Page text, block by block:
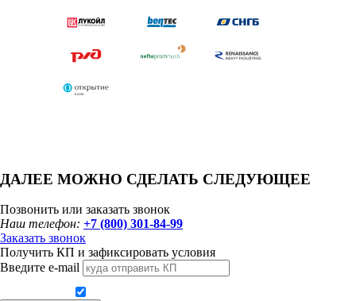
ДАЛЕЕ МОЖНО СДЕЛАТЬ СЛЕДУЮЩЕЕ
Позвонить или заказать звонок
Наш телефон: +7 (800) 301-84-99
Заказать звонок
Получить КП и зафиксировать условия
Введите e-mail